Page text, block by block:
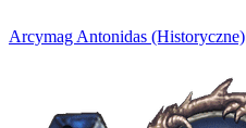
Arcymag Antonidas (Historyczne)